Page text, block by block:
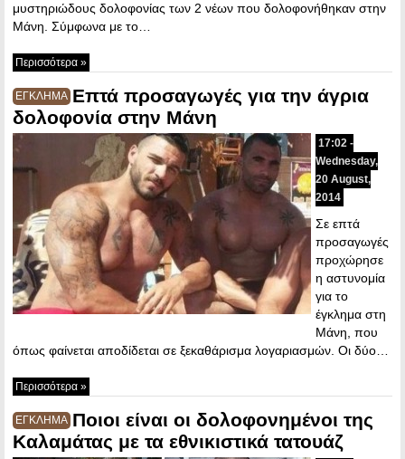
μυστηριώδους δολοφονίας των 2 νέων που δολοφονήθηκαν στην
Μάνη. Σύμφωνα με το…
Περισσότερα »
ΕΓΚΛΗΜΑ Επτά προσαγωγές για την άγρια
δολοφονία στην Μάνη
17:02 -
Wednesday,
20 August,
2014
Σε επτά
προσαγωγές
προχώρησε
η αστυνομία
για το
έγκλημα στη
Μάνη, που
όπως φαίνεται αποδίδεται σε ξεκαθάρισμα λογαριασμών. Οι δύο…
Περισσότερα »
ΕΓΚΛΗΜΑ Ποιοι είναι οι δολοφονημένοι της
Καλαμάτας με τα εθνικιστικά τατουάζ